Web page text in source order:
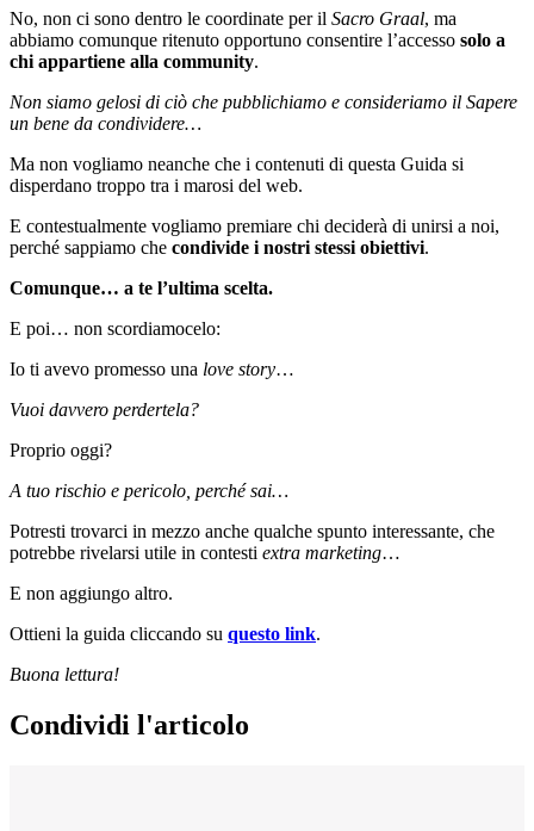
No, non ci sono dentro le coordinate per il Sacro Graal, ma
abbiamo comunque ritenuto opportuno consentire l’accesso solo a
chi appartiene alla community.
Non siamo gelosi di ciò che pubblichiamo e consideriamo il Sapere
un bene da condividere…
Ma non vogliamo neanche che i contenuti di questa Guida si
disperdano troppo tra i marosi del web.
E contestualmente vogliamo premiare chi deciderà di unirsi a noi,
perché sappiamo che condivide i nostri stessi obiettivi.
Comunque… a te l’ultima scelta.
E poi… non scordiamocelo:
Io ti avevo promesso una love story…
Vuoi davvero perdertela?
Proprio oggi?
A tuo rischio e pericolo, perché sai…
Potresti trovarci in mezzo anche qualche spunto interessante, che
potrebbe rivelarsi utile in contesti extra marketing…
E non aggiungo altro.
Ottieni la guida cliccando su questo link.
Buona lettura!
Condividi l'articolo